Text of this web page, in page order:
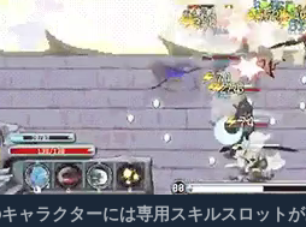
ャラクターには専用スキルスロット